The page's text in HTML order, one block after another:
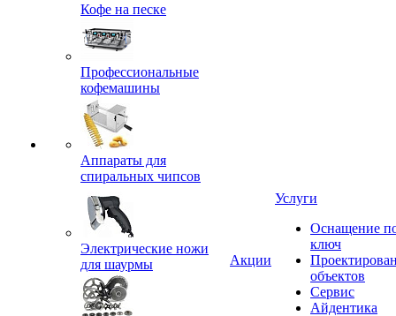
Кофе на песке
Профессиональные
кофемашины
Аппараты для
спиральных чипсов
Электрические ножи
для шаурмы
Акции
Услуги
Оснащение
ключ
объектов
Сервис
Айдентика